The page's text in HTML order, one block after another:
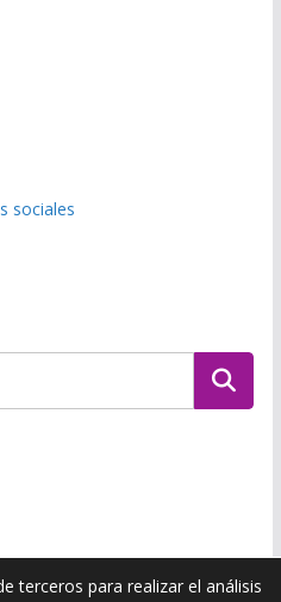
sociales
terceros para realizar el análisis